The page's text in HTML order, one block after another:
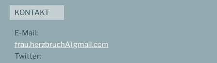
KONTAKT
E-Mail:
frau.herzbruchATgmail.com
Twitter: